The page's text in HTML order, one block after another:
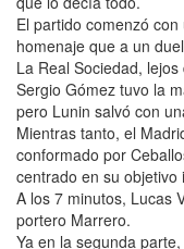
El partido comenzó
homenaje que a un
La Real Sociedad,
Sergio Gómez tuvo la
pero Lunin salvó con
Mientras tanto, el
conformado por
centrado en su objetivo
A los 7 minutos, Lucas
portero Marrero.
Ya en la segunda